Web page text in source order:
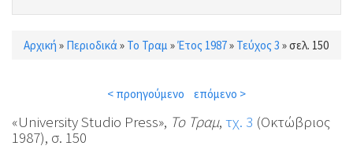
Είστε εδώ
Αρχική » Περιοδικά» Το Τραμ »Έτος 1987» Τεύχος 3 »σελ. 150
< προηγούμενο επόμενο >
«University Studio Press», Το Τραμ, τχ. 3 (Οκτώβριος
1987), σ. 150